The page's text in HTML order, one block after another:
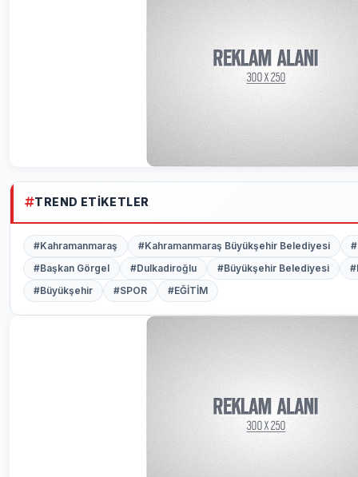
TREND ETIKETLER
#Kahramanmaraş #Kahramanmaraş Büyükşehir Belediyesi
#Başkan Görgel
#Dulkadiroğlu #Büyükşehir Belediyesi
#Büyükşehir
#SPOR #EĞİTİM